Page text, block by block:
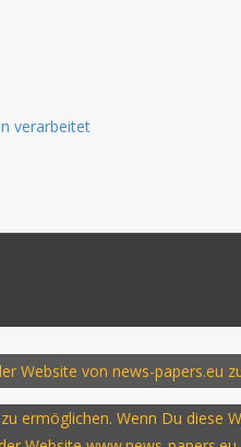
verarbeitet
Website von news-papers.eu
ermöglichen. Wenn Du diese